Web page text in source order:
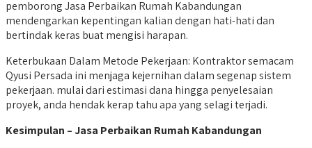
pemborong Jasa Perbaikan Rumah Kabandungan
mendengarkan kepentingan kalian dengan hati-hati dan
bertindak keras buat mengisi harapan.
Keterbukaan Dalam Metode Pekerjaan: Kontraktor semacam
Qyusi Persada ini menjaga kejernihan dalam segenap sistem
pekerjaan. mulai dari estimasi dana hingga penyelesaian
proyek, anda hendak kerap tahu apa yang selagi terjadi.
Kesimpulan – Jasa Perbaikan Rumah Kabandungan